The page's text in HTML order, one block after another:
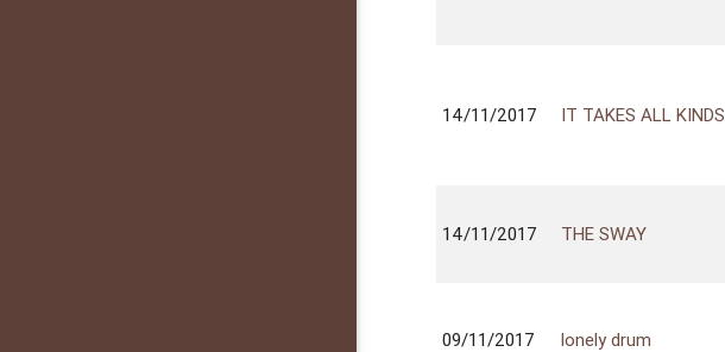
14/11/2017 IT TAKES ALL KINDS
14/11/2017 THE SWAY
09/11/2017 lonely drum